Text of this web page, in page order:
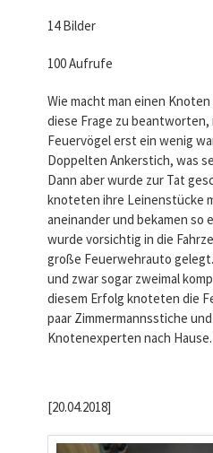
14 Bilder
100 Aufrufe
Wie macht man einen
diese Frage zu beantworten,
Feuervögel erst ein wenig
Doppelten Ankerstich, was
Dann aber wurde zur Tat
knoteten ihre Leinenstücke
aneinander und bekamen so
wurde vorsichtig in die
große Feuerwehrauto
und zwar sogar zweimal
diesem Erfolg knoteten die
paar Zimmermannsstiche
Knotenexperten nach Hause.
[20.04.2018]